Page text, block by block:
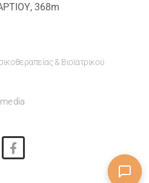
368m
& Βιοϊατρικού